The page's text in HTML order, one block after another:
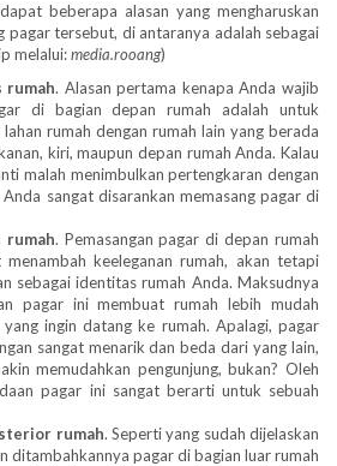
alasan yang mengharuskan
pagar tersebut, di antaranya adalah sebagai
melalui:media.rooang)
rumah. Alasan pertama kenapa Anda wajib
di bagian depan rumah adalah untuk
rumah dengan rumah lain yang berada
kiri, maupun depan rumah Anda. Kalau
malah menimbulkan pertengkaran dengan
sangat disarankan memasang pagar di
rumah. Pemasangan pagar di depan rumah
keeleganan rumah, akan tetapi
sebagai identitas rumah Anda. Maksudnya
pagar ini membuat rumah lebih mudah
ingin datang ke rumah. Apalagi, pagar
sangat menarik dan beda dari yang lain,
memudahkan pengunjung, bukan? Oleh
pagar ini sangat berarti untuk sebuah
rumah. Seperti yang sudah dijelaskan
ditambahkannya pagar di bagian luar rumah